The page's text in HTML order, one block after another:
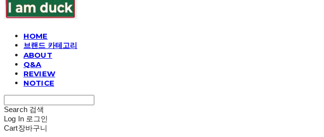
HOME
브랜드 카테고리
ABOUT
Q&A
REVIEW
NOTICE
Search 검색
Log In 로그인
Cart장바구니